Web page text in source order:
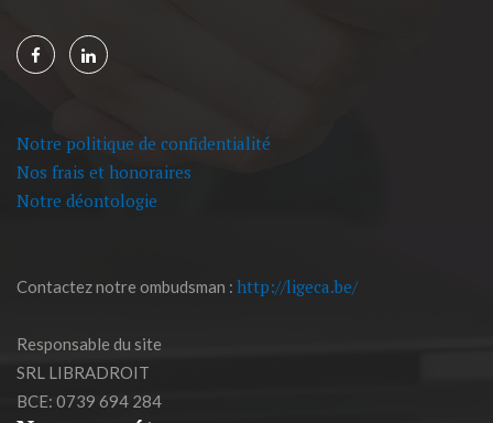
Notre politique de confidentialité
Nos frais et honoraires
Notre déontologie
Contactez notre ombudsman : http://ligeca.be/
Responsable du site
SRL LIBRADROIT
BCE: 0739 694 284